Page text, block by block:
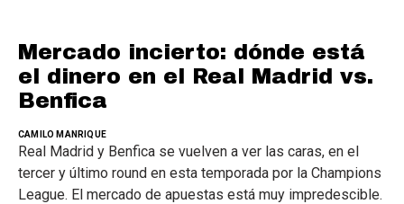
Mercado incierto: dónde está
el dinero en el Real Madrid vs.
Benfica
CAMILO MANRIQUE
Real Madrid y Benfica se vuelven a ver las caras, en el
tercer y último round en esta temporada por la Champions
League. El mercado de apuestas está muy impredescible.